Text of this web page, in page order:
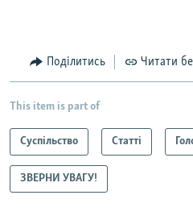
Поділитись Читати
This item is part of
Суспільство Статті
ЗВЕРНИ УВАГУ!